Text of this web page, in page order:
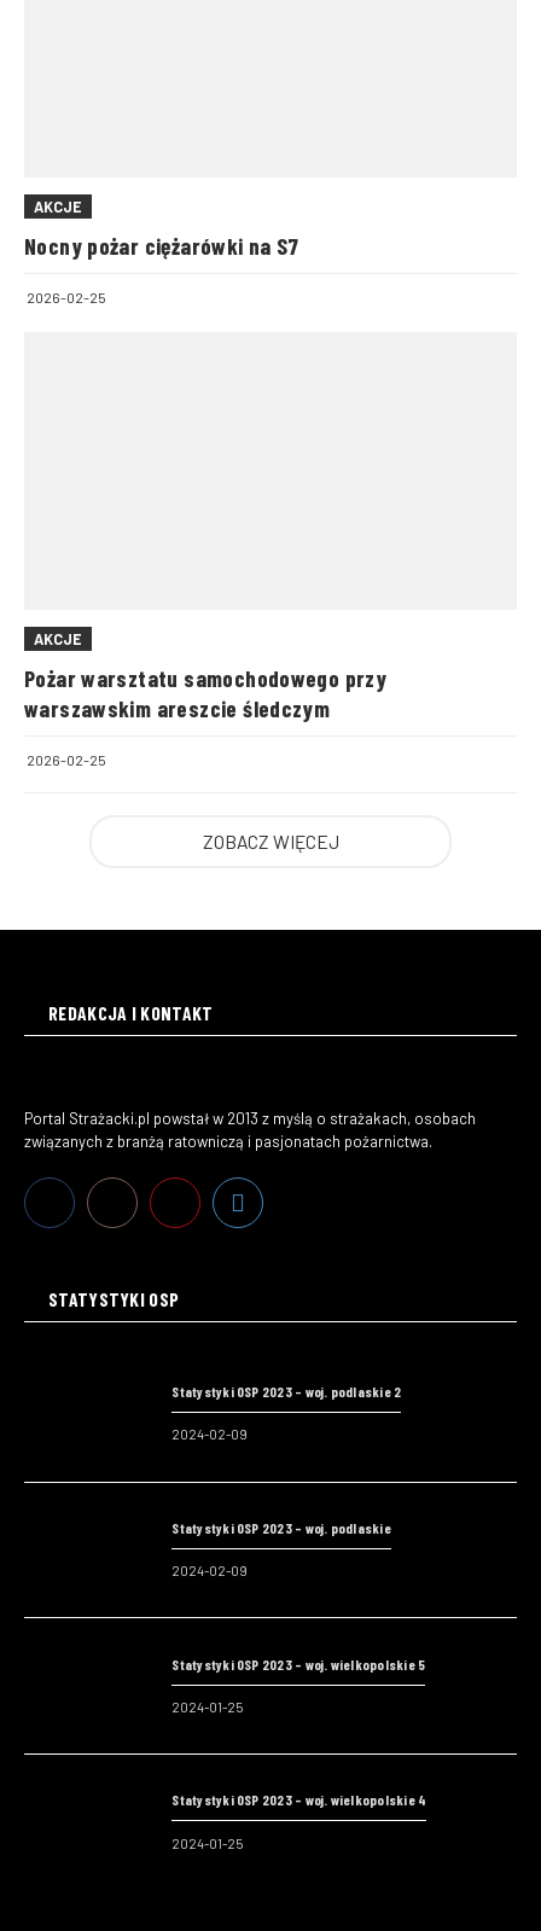
AKCJE
Nocny pożar ciężarówki na S7
2026-02-25
AKCJE
Pożar warsztatu samochodowego przy
warszawskim areszcie śledczym
2026-02-25
ZOBACZ WIĘCEJ
REDAKCJA I KONTAKT
Portal Strażacki.pl powstał w 2013 z myślą o strażakach, osobach
związanych z branżą ratowniczą i pasjonatach pożarnictwa.
STATYSTYKI OSP
Statystyki OSP 2023 – woj. podlaskie 2
2024-02-09
Statystyki OSP 2023 – woj. podlaskie
2024-02-09
Statystyki OSP 2023 – woj. wielkopolskie 5
2024-01-25
Statystyki OSP 2023 – woj. wielkopolskie 4
2024-01-25